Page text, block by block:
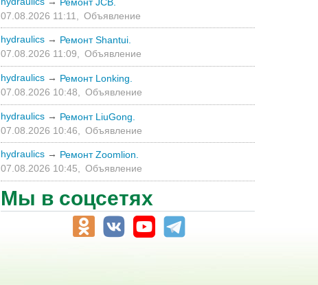
07.08.2026 11:11,
Объявление
hydraulics → Ремонт Shantui.
07.08.2026 11:09, Объявление
hydraulics → Ремонт Lonking.
07.08.2026 10:48,
Объявление
hydraulics → Ремонт LiuGong.
07.08.2026 10:46,
Объявление
hydraulics → Ремонт Zoomlion.
07.08.2026 10:45,
Объявление
Мы в соцсетях